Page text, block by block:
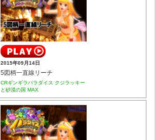
2015年09月14日
5図柄一直線リーチ
CRギンギラパラダイス クジラッキー
と砂漠の国 MAX